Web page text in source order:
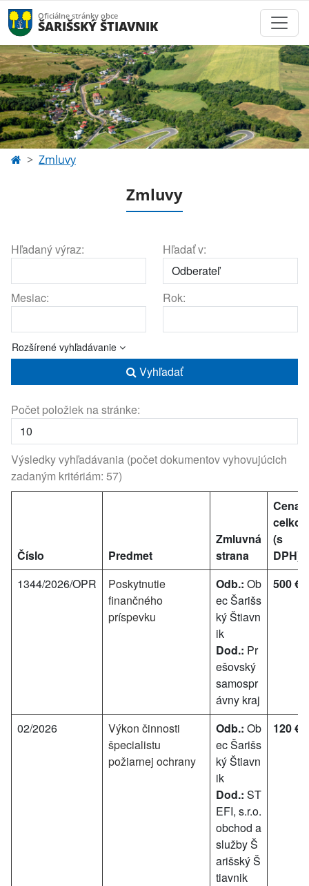
Oficiálne stránky obce
ŠARIŠSKÝ ŠTIAVNIK
Zmluvy
Zmluvy
Hľadaný výraz: Hľadať v:
Mesiac: Rok:
Rozšírené vyhľadávanie
Vyhľadať
Počet položiek na stránke:
Výsledky vyhľadávania (počet dokumentov vyhovujúcich
zadaným kritériám: 57)
Číslo Predmet
Zmluvná
strana
Cena
(s
DPH)*
1344/2026/OPR
Poskytnutie
finančného
príspevku
Odb.: Ob
ec Šarišs
ký Štiavn
ik
Dod.: Pr
ešovský
samospr
ávny kraj
500 €
02/2026
Výkon činnosti
špecialistu
požiarnej ochrany
Odb.: Ob
ec Šarišs
ký Štiavn
ik
Dod.: ST
EFI, s.r.o.
obchod a
služby Š
arišský Š
tiavnik
120 €